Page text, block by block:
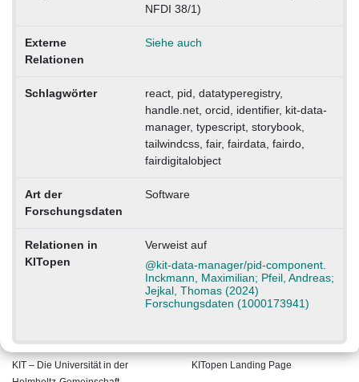
NFDI 38/1)
Externe
Relationen
Siehe auch
Schlagwörter
react, pid, datatyperegistry,
handle.net, orcid, identifier, kit-data-
manager, typescript, storybook,
tailwindcss, fair, fairdata, fairdo,
fairdigitalobject
Art der
Forschungsdaten
Software
Relationen in
KITopen
Verweist auf
@kit-data-manager/pid-component.
Inckmann, Maximilian; Pfeil, Andreas;
Jejkal, Thomas (2024)
Forschungsdaten (1000173941)
KIT – Die Universität in der
KITopen Landing Page